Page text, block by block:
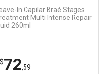
In Capilar Braé Stages
Multi Intense Repair
260ml
72,59